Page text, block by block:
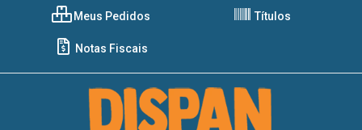
Meus Pedidos Títulos
Notas Fiscais